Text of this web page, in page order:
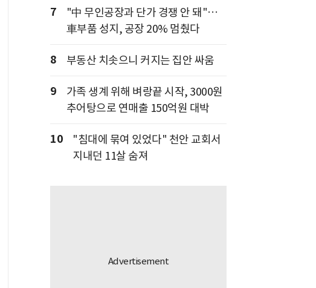
7
"中 무인공장과 단가 경쟁 안 돼"…
車부품 성지, 공장 20% 멈췄다
8 부동산 치솟으니 커지는 집안 싸움
9
가족 생계 위해 벼랑끝 시작, 3000원
추어탕으로 연매출 150억원 대박
10
"침대에 묶여 있었다" 천안 교회서
지내던 11살 숨져